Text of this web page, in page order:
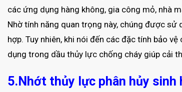
các ứng dụng hàng không, gia công mỏ, nhà
Nhờ tính năng quan trọng này, chúng được
hợp. Tuy nhiên, khi nói đến các đặc tính bảo
dụng trong dầu thủy lực chống cháy giúp cải
5.Nhớt thủy lực phân hủy sinh